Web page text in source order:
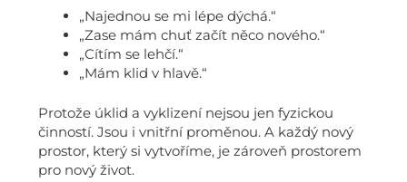
„Najednou se mi lépe dýchá.“
„Zase mám chuť začít něco nového.“
„Cítím se lehčí.“
„Mám klid v hlavě.“
Protože úklid a vyklizení nejsou jen fyzickou
činností. Jsou i vnitřní proměnou. A každý nový
prostor, který si vytvoříme, je zároveň prostorem
pro nový život.